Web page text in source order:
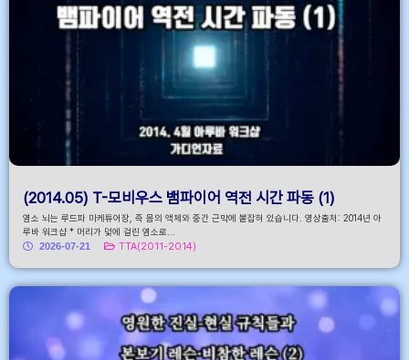
(2014.05) T-모비우스 뱀파이어 역전 시간 파동 (1)
염소 뇌는 루드파 마케튜어장, 즉 몸의 액체와 중간 근막에 붙잡혀 있습니다. 영상출처: 2014년 아
루바 워크샵 * 머리가 덫에 걸린 염소로...
2026-07-21
TTA(2011-2014)